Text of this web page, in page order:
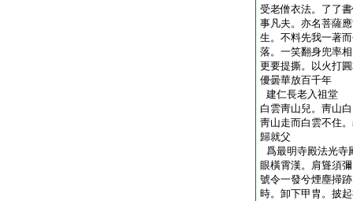
受老僧衣法。了了
事凡夫。亦名菩薩
生。不料先我一著
落。一笑翻身兜率
更要提撕。以火打
優曇華放百千年
建仁長老入祖堂
白雲靑山兒。靑山
靑山走而白雲不住
歸就父
爲最明寺殿法光寺
眼橫霄漢。肩聳須
號令一發兮煙塵掃
時。卸下甲胄。披